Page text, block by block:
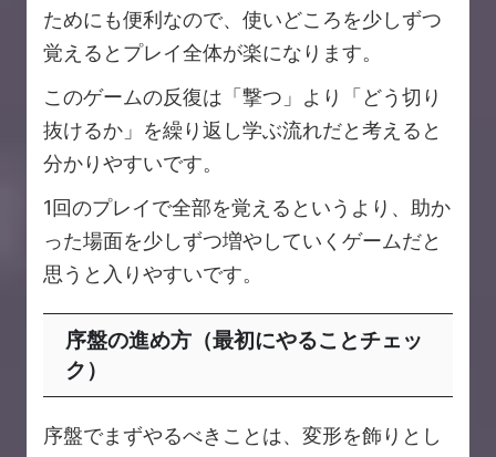
ためにも便利なので、使いどころを少しずつ
覚えるとプレイ全体が楽になります。
このゲームの反復は「撃つ」より「どう切り
抜けるか」を繰り返し学ぶ流れだと考えると
分かりやすいです。
1回のプレイで全部を覚えるというより、助か
った場面を少しずつ増やしていくゲームだと
思うと入りやすいです。
序盤の進め方（最初にやることチェッ
ク）
序盤でまずやるべきことは、変形を飾りとし